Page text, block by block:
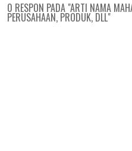
0 RESPON PADA "ARTI NAMA
PERUSAHAAN, PRODUK, DLL"